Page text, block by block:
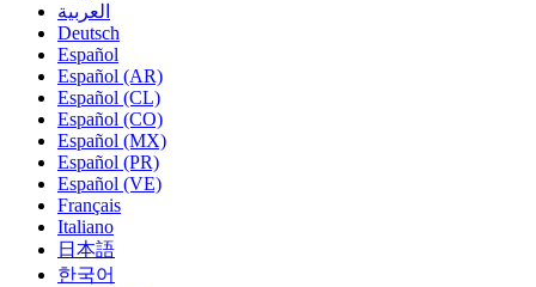
العربية
Deutsch
Español
Español (AR)
Español (CL)
Español (CO)
Español (MX)
Español (PR)
Español (VE)
Français
Italiano
日本語
한국어